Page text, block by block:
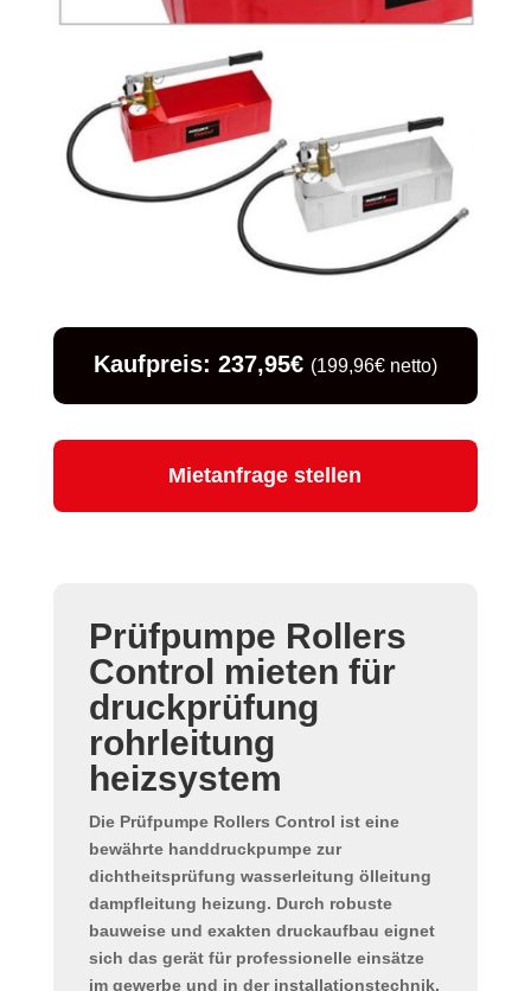
Kaufpreis: 237,95€ (199,96€ netto)
Mietanfrage stellen
Prüfpumpe Rollers
Control mieten für
druckprüfung
rohrleitung
heizsystem
Die Prüfpumpe Rollers Control ist eine
bewährte handdruckpumpezur
dichtheitsprüfung wasserleitung ölleitung
dampfleitung heizung. Durch robuste
bauweise und exakten druckaufbau eignet
sich das gerät für professionelle einsätze
im gewerbe und in der installationstechnik.